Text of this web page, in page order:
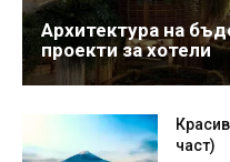
Архитектура на
проекти за хотели
част)